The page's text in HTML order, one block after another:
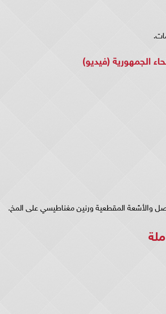
الجمهورية (فيديو)
والأشعة المقطعية ورنين مغناطيسي على المخ.